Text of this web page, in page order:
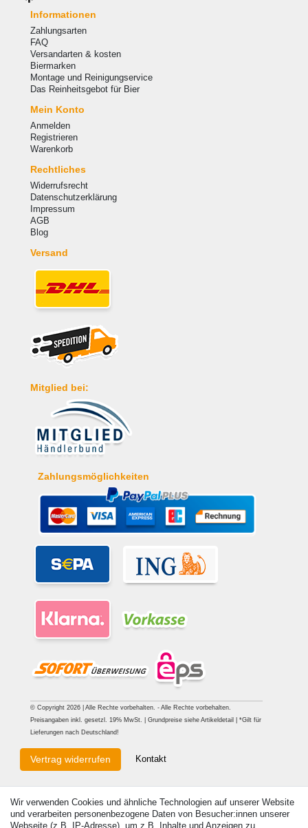
Informationen
Zahlungsarten
FAQ
Versandarten & kosten
Biermarken
Montage und Reinigungservice
Das Reinheitsgebot für Bier
Mein Konto
Anmelden
Registrieren
Warenkorb
Rechtliches
Widerrufsrecht
Datenschutzerklärung
Impressum
AGB
Blog
Versand
Mitglied bei:
Zahlungsmöglichkeiten
© Copyright 2026 | Alle Rechte vorbehalten. - Alle Rechte vorbehalten.
Preisangaben inkl. gesetzl. 19% MwSt. | Grundpreise siehe Artikeldetail | *Gilt für
Lieferungen nach Deutschland!
Vertrag widerrufen Kontakt
Wir verwenden Cookies und ähnliche Technologien auf unserer Website
und verarbeiten personenbezogene Daten von Besucher:innen unserer
Webseite (z.B. IP-Adresse), um z.B. Inhalte und Anzeigen zu